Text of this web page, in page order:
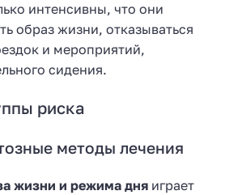
интенсивны, что они
образ жизни, отказываться
и мероприятий,
сидения.
риска
методы лечения
жизни и режима дня играет